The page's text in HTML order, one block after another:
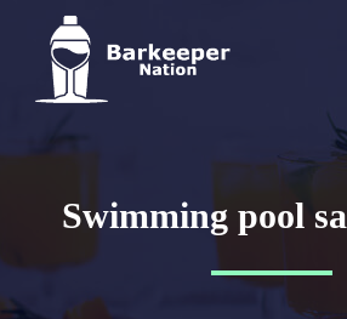
Swimming pool